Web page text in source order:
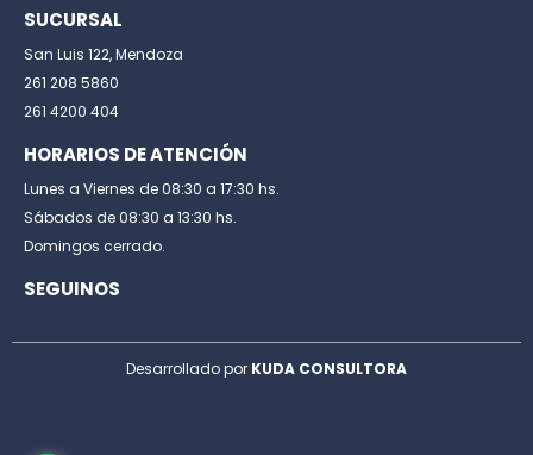
SUCURSAL
San Luis 122, Mendoza
261 208 5860
261 4200 404
HORARIOS DE ATENCIÓN
Lunes a Viernes de 08:30 a 17:30 hs.
Sábados de 08:30 a 13:30 hs.
Domingos cerrado.
SEGUINOS
Desarrollado por KUDA CONSULTORA